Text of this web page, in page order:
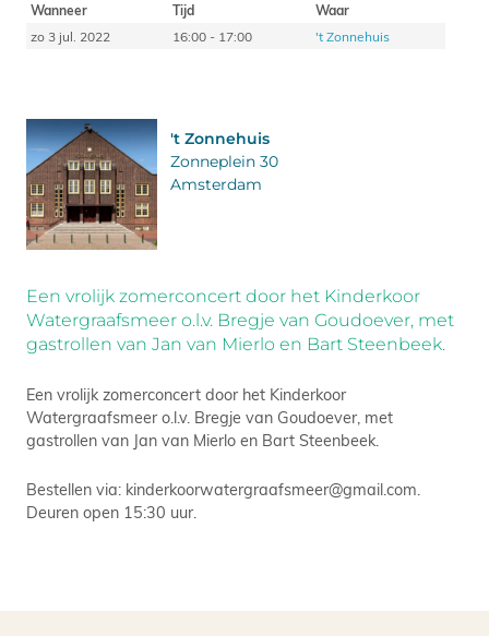
Wanneer Tijd
Waar
zo 3 jul. 2022
16:00 - 17:00 't Zonnehuis
't Zonnehuis
Zonneplein 30
Amsterdam
Een vrolijk zomerconcert door het Kinderkoor
Watergraafsmeer o.l.v. Bregje van Goudoever, met
gastrollen van Jan van Mierlo en Bart Steenbeek.
Een vrolijk zomerconcert door het Kinderkoor
Watergraafsmeer o.l.v. Bregje van Goudoever, met
gastrollen van Jan van Mierlo en Bart Steenbeek.
Bestellen via: kinderkoorwatergraafsmeer@gmail.com.
Deuren open 15:30 uur.